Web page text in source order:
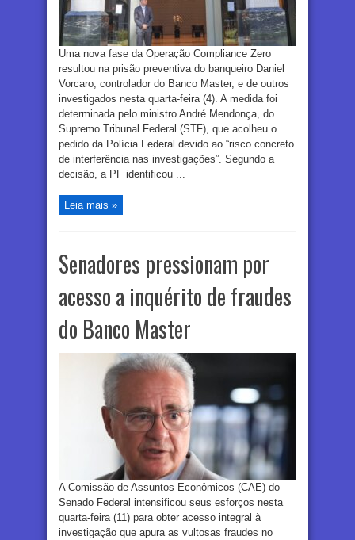
Uma nova fase da Operação Compliance Zero
resultou na prisão preventiva do banqueiro Daniel
Vorcaro, controlador do Banco Master, e de outros
investigados nesta quarta-feira (4). A medida foi
determinada pelo ministro André Mendonça, do
Supremo Tribunal Federal (STF), que acolheu o
pedido da Polícia Federal devido ao “risco concreto
de interferência nas investigações”. Segundo a
decisão, a PF identificou ...
Leia mais »
Senadores pressionam por
acesso a inquérito de fraudes
do Banco Master
A Comissão de Assuntos Econômicos (CAE) do
Senado Federal intensificou seus esforços nesta
quarta-feira (11) para obter acesso integral à
investigação que apura as vultosas fraudes no